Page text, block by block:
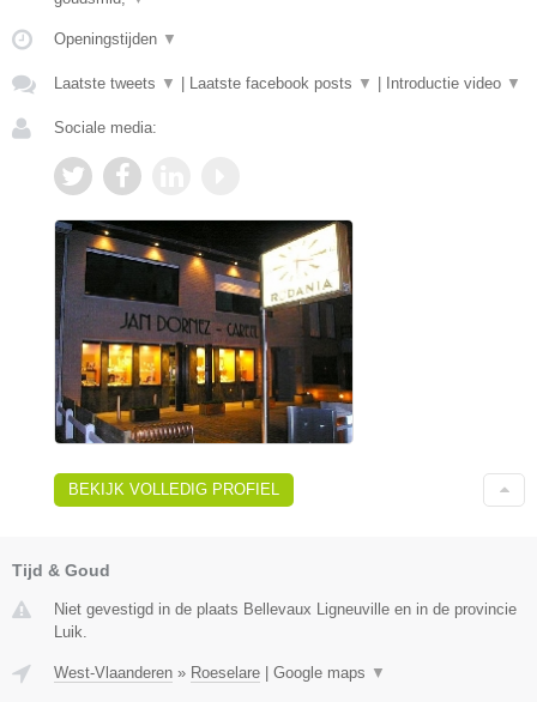
Openingstijden ▼
Laatste tweets ▼ Laatste facebook posts ▼ Introductie video ▼
Sociale media:
BEKIJK VOLLEDIG PROFIEL
Tijd & Goud
Niet gevestigd in de plaats Bellevaux Ligneuville en in de provincie
Luik.
West-Vlaanderen » Roeselare | Google maps ▼